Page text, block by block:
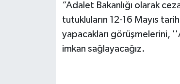
“Adalet Bakanlığı olarak
tutukluların 12-16 Mayıs
yapacakları görüşmelerini,
imkan sağlayacağız.